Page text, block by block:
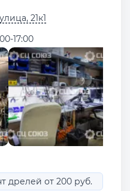
21к1
17:00
дрелей от 200 руб.